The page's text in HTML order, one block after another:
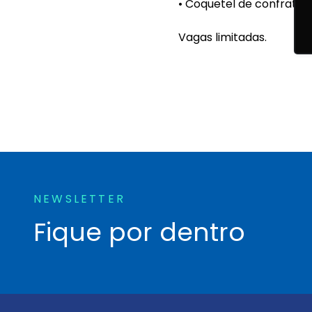
• Coquetel de
Vagas limitadas.
NEWSLETTER
Fique por dentro